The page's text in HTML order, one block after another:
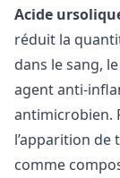
Acide
réduit la
dans le sang,
agent anti-
antimicrobien.
l’apparition de
comme